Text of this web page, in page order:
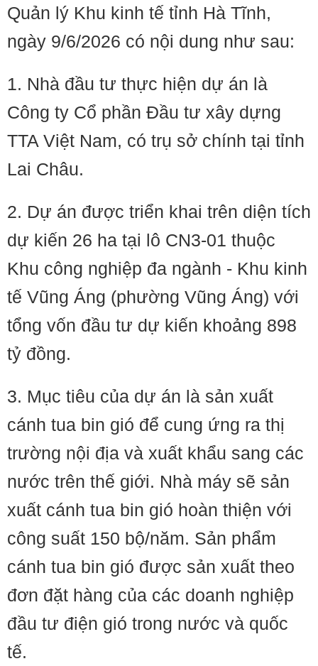
Quản lý Khu kinh tế tỉnh Hà Tĩnh,
ngày 9/6/2026 có nội dung như sau:
1. Nhà đầu tư thực hiện dự án là
Công ty Cổ phần Đầu tư xây dựng
TTA Việt Nam, có trụ sở chính tại tỉnh
Lai Châu.
2. Dự án được triển khai trên diện tích
dự kiến 26 ha tại lô CN3-01 thuộc
Khu công nghiệp đa ngành - Khu kinh
tế Vũng Áng (phường Vũng Áng) với
tổng vốn đầu tư dự kiến khoảng 898
tỷ đồng.
3. Mục tiêu của dự án là sản xuất
cánh tua bin gió để cung ứng ra thị
trường nội địa và xuất khẩu sang các
nước trên thế giới. Nhà máy sẽ sản
xuất cánh tua bin gió hoàn thiện với
công suất 150 bộ/năm. Sản phẩm
cánh tua bin gió được sản xuất theo
đơn đặt hàng của các doanh nghiệp
đầu tư điện gió trong nước và quốc
tế.